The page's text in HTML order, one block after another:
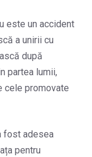
este un accident
a unirii cu
după
partea lumii,
cele promovate
fost adesea
pentru